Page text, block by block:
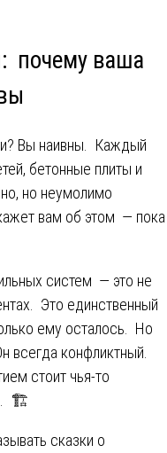
почему ваша
Вы наивны. Каждый
бетонные плиты и
но неумолимо
вам об этом — пока
систем — это не
Это единственный
ему осталось. Но
всегда конфликтный.
стоит чья-то
🏗️
сказки о